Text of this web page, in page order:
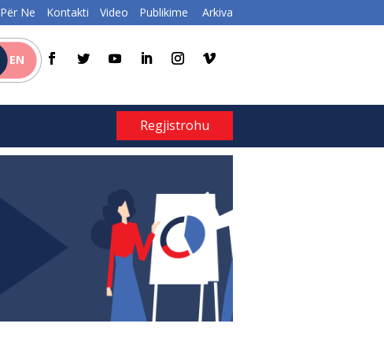
Për Ne Kontakti Video Publikime Arkiva
EN
Regjistrohu